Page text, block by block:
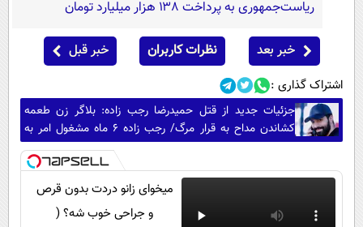
ریاست‌جمهوری به پرداخت ۱۳۸ هزار میلیارد تومان
خبر بعد نظرات کاربران خبر قبل
اشتراک گذاری :
جزئیات جدید از قتل حمیدرضا رجب زاده: بلاگر زن طعمه
کشاندن مداح به قرار مرگ/ رجب زاده 6 ماه مشغول امر به
معروف این بلاگر بود
میخوای زانو دردت بدون قرص
و جراحی خوب شه؟ (